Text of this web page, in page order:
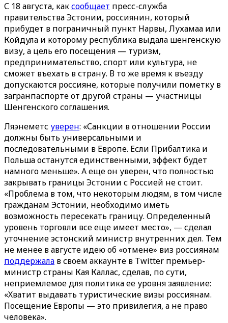
С 18 августа, каксообщает пресс-служба
правительства Эстонии, россиянин, который
прибудет в пограничный пункт Нарвы, Лухамаа или
Койдула и которому республика выдала шенгенскую
визу, а цель его посещения — туризм,
предпринимательство, спорт или культура, не
сможет въехать в страну. В то же время к въезду
допускаются россияне, которые получили пометку в
загранпаспорте от другой страны — участницы
Шенгенского соглашения.
Ляэнеметс уверен: «Санкции в отношении России
должны быть универсальными и
последовательными в Европе. Если Прибалтика и
Польша останутся единственными, эффект будет
намного меньше». А еще он уверен, что полностью
закрывать границы Эстонии с Россией не стоит.
«Проблема в том, что некоторым людям, в том числе
гражданам Эстонии, необходимо иметь
возможность пересекать границу. Определенный
уровень торговли все еще имеет место», — сделал
уточнение эстонский министр внутренних дел. Тем
не менее в августе идею об «отмене» виз россиянам
поддержала в своем аккаунте в Twitter премьер-
министр страны Кая Каллас, сделав, по сути,
неприемлемое для политика ее уровня заявление:
«Хватит выдавать туристические визы россиянам.
Посещение Европы — это привилегия, а не право
человека».